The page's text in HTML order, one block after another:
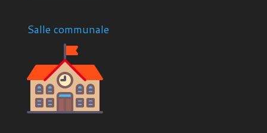
Salle communale